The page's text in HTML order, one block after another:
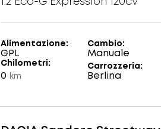
Alimentazione
GPL
Cambio
Manuale
Chilometri
0 km
Carrozzeria
Berlina